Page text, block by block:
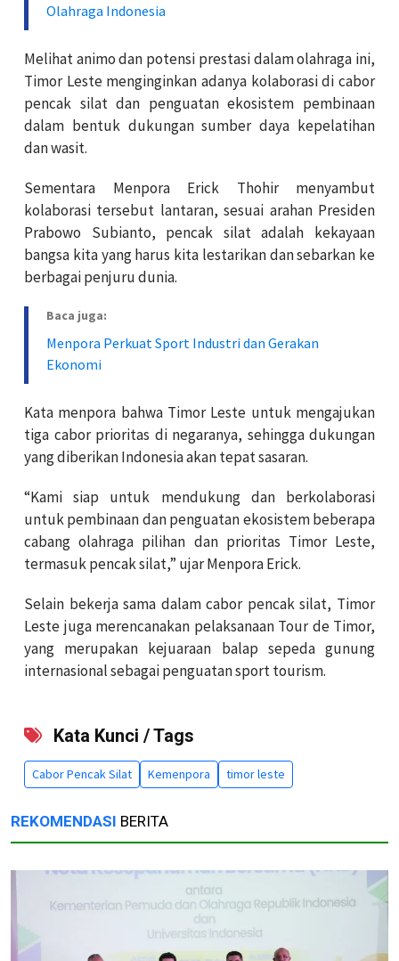
Olahraga Indonesia
Melihat animo dan potensi prestasi dalam olahraga ini,
Timor Leste menginginkan adanya kolaborasi di cabor
pencak silat dan penguatan ekosistem pembinaan
dalam bentuk dukungan sumber daya kepelatihan
dan wasit.
Sementara Menpora Erick Thohir menyambut
kolaborasi tersebut lantaran, sesuai arahan Presiden
Prabowo Subianto, pencak silat adalah kekayaan
bangsa kita yang harus kita lestarikan dan sebarkan ke
berbagai penjuru dunia.
Baca juga:
Menpora Perkuat Sport Industri dan Gerakan
Ekonomi
Kata menpora bahwa Timor Leste untuk mengajukan
tiga cabor prioritas di negaranya, sehingga dukungan
yang diberikan Indonesia akan tepat sasaran.
“Kami siap untuk mendukung dan berkolaborasi
untuk pembinaan dan penguatan ekosistem beberapa
cabang olahraga pilihan dan prioritas Timor Leste,
termasuk pencak silat,” ujar Menpora Erick.
Selain bekerja sama dalam cabor pencak silat, Timor
Leste juga merencanakan pelaksanaan Tour de Timor,
yang merupakan kejuaraan balap sepeda gunung
internasional sebagai penguatan sport tourism.
Kata Kunci / Tags
Cabor Pencak Silat Kemenpora timor leste
REKOMENDASI BERITA